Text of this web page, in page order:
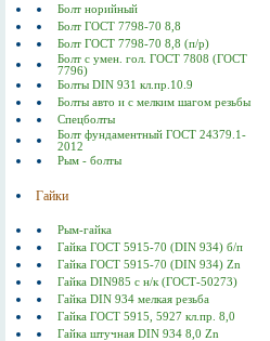
Болт норийный
Болт ГОСТ 7798-70 8,8
Болт ГОСТ 7798-70 8,8 (п/р)
Болт с умен. гол. ГОСТ 7808 (ГОСТ
7796)
Болты DIN 931 кл.пр.10.9
Болты авто и с мелким шагом резьбы
Спецболты
Болт фундаментный ГОСТ 24379.1-
2012
Рым - болты
Гайки
Рым-гайка
Гайка ГОСТ 5915-70 (DIN 934) б/п
Гайка ГОСТ 5915-70 (DIN 934) Zn
Гайка DIN985 с н/к (ГОСТ-50273)
Гайка DIN 934 мелкая резьба
Гайка ГОСТ 5915, 5927 кл.пр. 8,0
Гайка штучная DIN 934 8,0 Zn